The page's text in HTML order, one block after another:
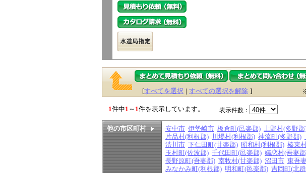
[すべてを選択 | すべての選択を解除 ]
1件中1 ～ 1件を表示しています。 表示件数：
他の市区町村 安中市 伊勢崎市 板倉町(邑楽郡) 上野村(多野郡
片品村(利根郡) 川場村(利根郡) 神流町(多野郡)
渋川市 下仁田町(甘楽郡) 昭和村(利根郡) 榛東
玉村町(佐波郡) 千代田町(邑楽郡) 嬬恋村(吾妻
長野原町(吾妻郡) 南牧村(甘楽郡) 沼田市 東吾
みなかみ町(利根郡) 明和町(邑楽郡) 吉岡町(北